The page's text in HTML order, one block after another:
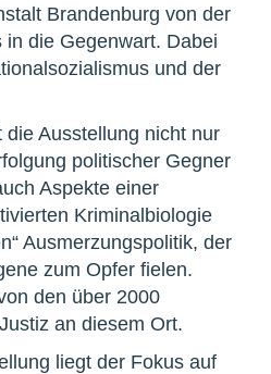
Brandenburg von der
die Gegenwart. Dabei
und der
die Ausstellung nicht nur
politischer Gegner
Aspekte einer
Kriminalbiologie
Ausmerzungspolitik, der
zum Opfer fielen.
den über 2000
an diesem Ort.
liegt der Fokus auf